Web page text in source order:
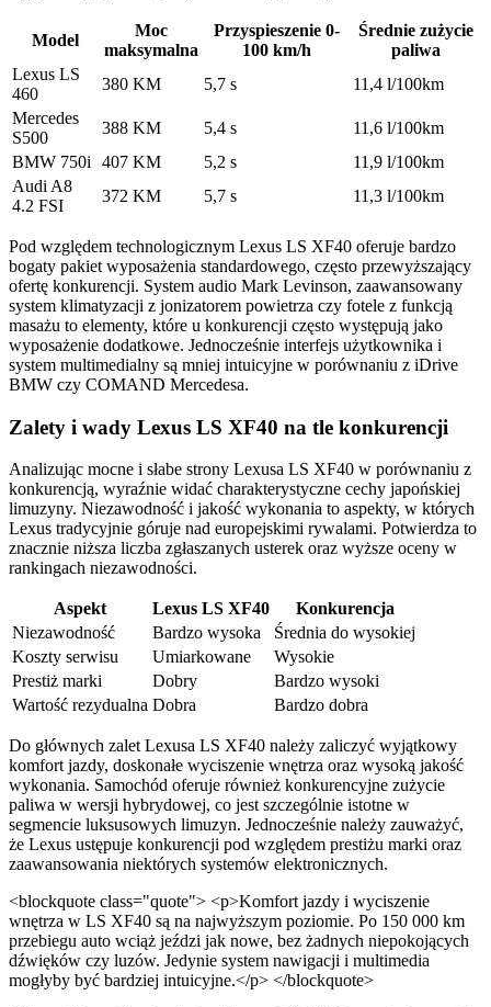
Model
Moc
maksymalna
Przyspieszenie 0-
100 km/h
Średnie zużycie
paliwa
Lexus LS
460
380 KM 5,7 s
11,4 l/100km
Mercedes
S500
388 KM 5,4 s
11,6 l/100km
BMW 750i
407 KM 5,2 s
11,9 l/100km
Audi A8
4.2 FSI
372 KM 5,7 s 11,3 l/100km
Pod względem technologicznym Lexus LS XF40 oferuje bardzo
bogaty pakiet wyposażenia standardowego, często przewyższający
ofertę konkurencji. System audio Mark Levinson, zaawansowany
system klimatyzacji z jonizatorem powietrza czy fotele z funkcją
masażu to elementy, które u konkurencji często występują jako
wyposażenie dodatkowe. Jednocześnie interfejs użytkownika i
system multimedialny są mniej intuicyjne w porównaniu z iDrive
BMW czy COMAND Mercedesa.
Zalety i wady Lexus LS XF40 na tle konkurencji
Analizując mocne i słabe strony Lexusa LS XF40 w porównaniu z
konkurencją, wyraźnie widać charakterystyczne cechy japońskiej
limuzyny. Niezawodność i jakość wykonania to aspekty, w których
Lexus tradycyjnie góruje nad europejskimi rywalami. Potwierdza to
znacznie niższa liczba zgłaszanych usterek oraz wyższe oceny w
rankingach niezawodności.
Aspekt Lexus LS XF40
Konkurencja
Niezawodność
Bardzo wysoka
Średnia do wysokiej
Koszty serwisu
Umiarkowane
Wysokie
Prestiż marki
Dobry
Bardzo wysoki
Wartość rezydualna Dobra Bardzo dobra
Do głównych zalet Lexusa LS XF40 należy zaliczyć wyjątkowy
komfort jazdy, doskonałe wyciszenie wnętrza oraz wysoką jakość
wykonania. Samochód oferuje również konkurencyjne zużycie
paliwa w wersji hybrydowej, co jest szczególnie istotne w
segmencie luksusowych limuzyn. Jednocześnie należy zauważyć,
że Lexus ustępuje konkurencji pod względem prestiżu marki oraz
zaawansowania niektórych systemów elektronicznych.
<blockquote class="quote"> <p>Komfort jazdy i wyciszenie
wnętrza w LS XF40 są na najwyższym poziomie. Po 150 000 km
przebiegu auto wciąż jeździ jak nowe, bez żadnych niepokojących
dźwięków czy luzów. Jedynie system nawigacji i multimedia
mogłyby być bardziej intuicyjne.</p> </blockquote>